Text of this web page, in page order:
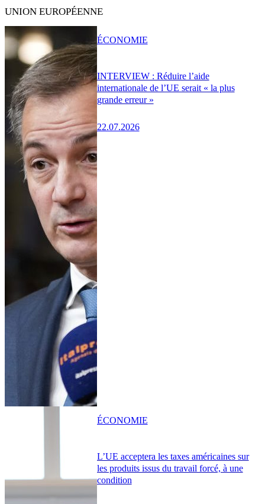
UNION EUROPÉENNE
INTERVIEW : Réduire l’aide
internationale de l’UE serait « la plus
grande erreur »
22.07.2026
ÉCONOMIE
L’UE acceptera les taxes américaines sur
les produits issus du travail forcé, à une
condition
ÉCONOMIE